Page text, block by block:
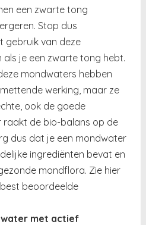
een zwarte tong
Stop dus
gebruik van deze
je een zwarte tong hebt.
mondwaters hebben
werking, maar ze
ook de goede
raakt de bio-balans op de
dus dat je een mondwater
ingrediënten bevat en
mondflora. Zie hier
beoordeelde
met actief